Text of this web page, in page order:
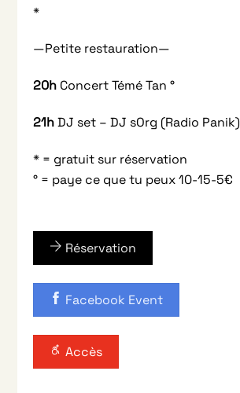
*
—Petite restauration—
20h Concert Témé Tan °
21hDJ set – DJ sOrg (Radio Panik)
* = gratuit sur réservation
° = paye ce que tu peux 10-15-5€
Réservation
Facebook Event
Accès